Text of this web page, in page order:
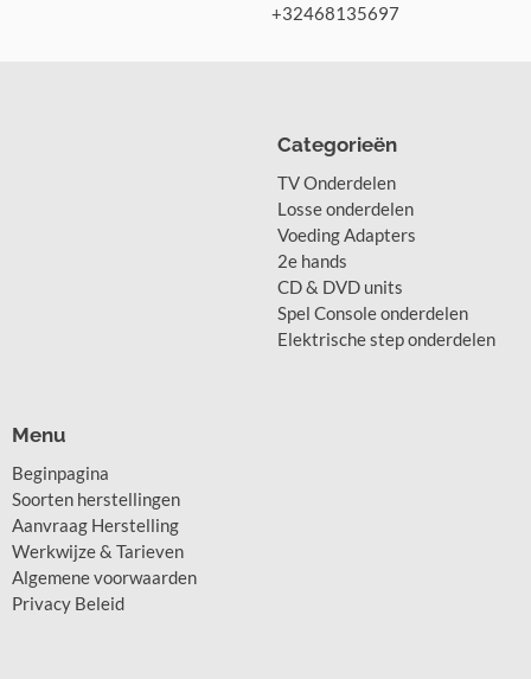
+32468135697
Categorieën
TV Onderdelen
Losse onderdelen
Voeding Adapters
2e hands
CD & DVD units
Spel Console onderdelen
Elektrische step onderdelen
Menu
Beginpagina
Soorten herstellingen
Aanvraag Herstelling
Werkwijze & Tarieven
Algemene voorwaarden
Privacy Beleid